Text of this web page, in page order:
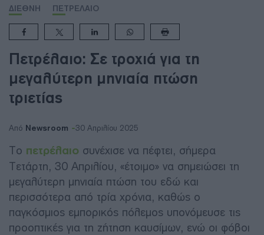
ΔΙΕΘΝΗ ΠΕΤΡΕΛΑΙΟ
Πετρέλαιο: Σε τροχιά για τη
μεγαλύτερη μηνιαία πτώση
τριετίας
Από Newsroom 30 Απριλίου 2025
Το πετρέλαιο συνέχισε να πέφτει, σήμερα
Τετάρτη, 30 Απριλίου, «έτοιμο» να σημειώσει τη
μεγαλύτερη μηνιαία πτώση του εδώ και
περισσότερα από τρία χρόνια, καθώς ο
παγκόσμιος εμπορικός πόλεμος υπονόμευσε τις
προοπτικές για τη ζήτηση καυσίμων, ενώ οι φόβοι